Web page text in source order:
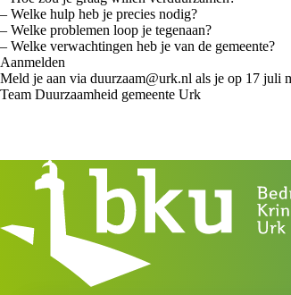
– Welke hulp heb je precies nodig?
– Welke problemen loop je tegenaan?
– Welke verwachtingen heb je van de gemeente?
Aanmelden
Meld je aan via duurzaam@urk.nl als je op 17 juli
Team Duurzaamheid gemeente Urk